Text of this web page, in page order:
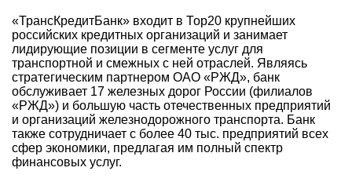
«ТрансКредитБанк» входит в Тор20 крупнейших
российских кредитных организаций и занимает
лидирующие позиции в сегменте услуг для
транспортной и смежных с ней отраслей. Являясь
стратегическим партнером ОАО «РЖД», банк
обслуживает 17 железных дорог России (филиалов
«РЖД») и большую часть отечественных предприятий
и организаций железнодорожного транспорта. Банк
также сотрудничает с более 40 тыс. предприятий всех
сфер экономики, предлагая им полный спектр
финансовых услуг.